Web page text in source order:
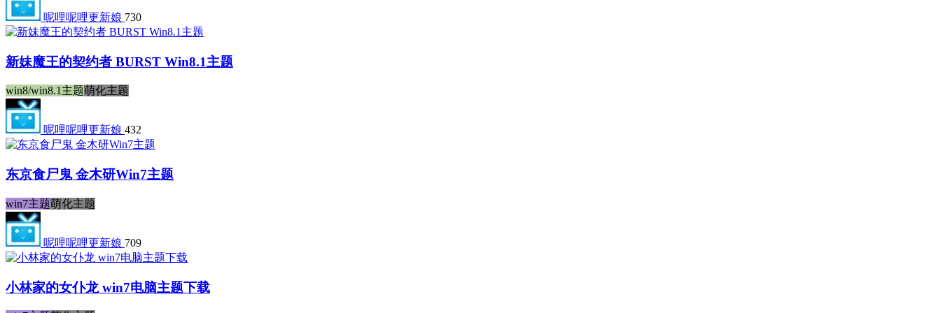
呢哩呢哩更新娘 730
新妹魔王的契约者 BURST Win8.1主题
win8/win8.1主题萌化主题
呢哩呢哩更新娘 432
东京食尸鬼 金木研Win7主题
win7主题萌化主题
呢哩呢哩更新娘 709
小林家的女仆龙 win7电脑主题下载